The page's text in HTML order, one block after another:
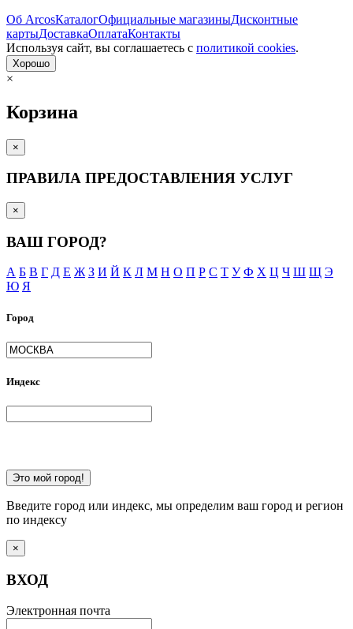
Об ArcosКаталогОфициальные магазиныДисконтные
картыДоставкаОплатаКонтакты
Используя сайт, вы согла­шаетесь с политикой cookies.
Хорошо
×
Корзина
×
ПРАВИЛА ПРЕДОСТАВЛЕНИЯ УСЛУГ
×
ВАШ ГОРОД?
А Б В Г Д Е Ж З И Й К Л М Н О П Р С Т У Ф Х Ц Ч Ш Щ Э
Ю Я
Город
Индекс
Это мой город!
Введите город или индекс, мы определим ваш город и регион
по индексу
×
ВХОД
Электронная почта